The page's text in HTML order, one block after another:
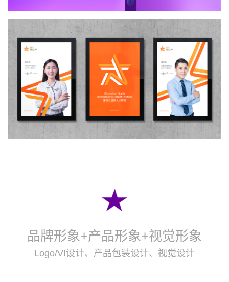
品牌形象+产品形象+视觉形象
Logo/VI设计、产品包装设计、视觉设计